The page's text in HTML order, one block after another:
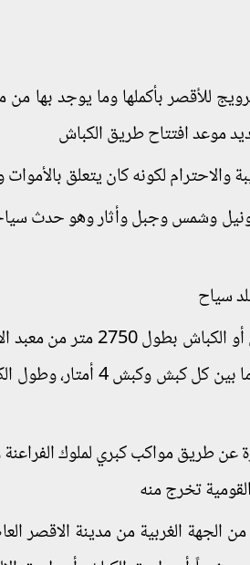
للأقصر بأكملها وما يوجد بها
موعد افتتاح طريق الكباش
لكونه كان يتعلق بالأموات
ونيل وشمس وجبل وأثار وهو حدث
سياح
- عبارة عن طريق إحتفالات تاريخي يضم
طريق مواكب كبري لملوك
تخرج منه
الغربية من مدينة الاقصر